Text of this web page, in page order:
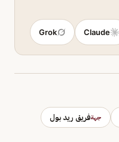
Claude
Grok
جهةفريق ريد بول